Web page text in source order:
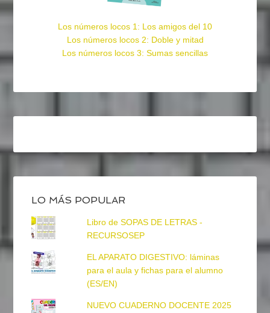
Los números locos 1: Los amigos del 10
Los números locos 2: Doble y mitad
Los números locos 3: Sumas sencillas
LO MÁS POPULAR
Libro de SOPAS DE LETRAS -
RECURSOSEP
EL APARATO DIGESTIVO: láminas
para el aula y fichas para el alumno
(ES/EN)
NUEVO CUADERNO DOCENTE 2025